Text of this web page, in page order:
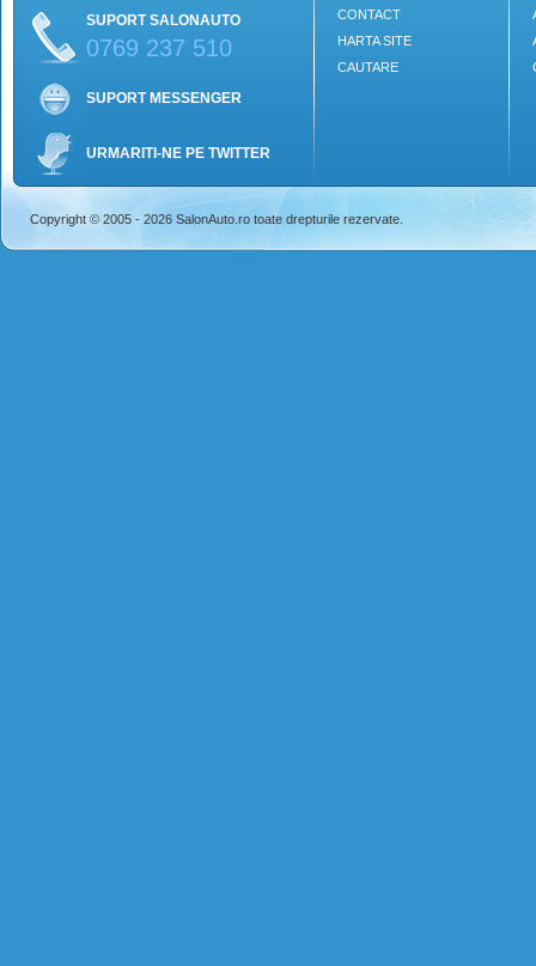
SUPORT SALONAUTO
0769 237 510
SUPORT MESSENGER
URMARITI-NE PE TWITTER
CONTACT
HARTA SITE
CAUTARE
Copyright © 2005 - 2026 SalonAuto.ro toate drepturile rezervate.